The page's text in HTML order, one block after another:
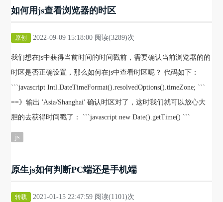
如何用js查看浏览器的时区
原创 2022-09-09 15:18:00 阅读(3289)次
我们想在js中获得当前时间的时间戳前，需要确认当前浏览器的的
时区是否正确设置，那么如何在js中查看时区呢？ 代码如下：
```javascript Intl.DateTimeFormat().resolvedOptions().timeZone; ```
==》输出 'Asia/Shanghai' 确认时区对了，这时我们就可以放心大
胆的去获得时间戳了： ```javascript new Date().getTime() ```
js
原生js如何判断PC端还是手机端
转载 2021-01-15 22:47:59 阅读(1101)次